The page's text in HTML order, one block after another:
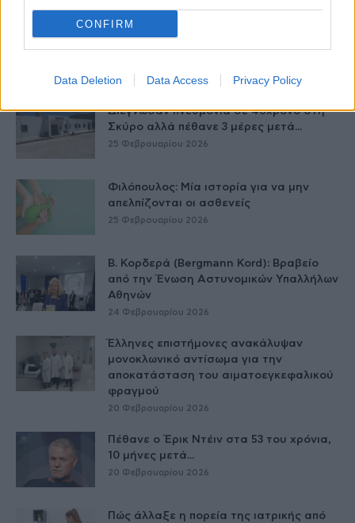
CONFIRM
Data Deletion Data Access Privacy Policy
Καβάλα: Η τήρηση μιας αυστηρής ΚΥΑ
και τα προβλήματα όσων πέθαναν...
Διέγνωσαν πνευμονία σε 46χρονο στη
Σκύρο αλλά πέθανε 3 μέρες μετά...
25 Φεβρουαρίου 2026
Φιλόπουλος: Μία ιστορία για να μην
απελπίζονται οι ασθενείς
25 Φεβρουαρίου 2026
Β. Κορδερά (Bergmann Kord): Βραβείο
από την Ένωση Αστυνομικών Υπαλλήλων
Αθηνών
24 Φεβρουαρίου 2026
Έλληνες επιστήμονες ανακάλυψαν
μονοκλωνικό αντίσωμα για την
αποκατάσταση του αιματοεγκεφαλικού
φραγμού
20 Φεβρουαρίου 2026
Πέθανε ο Έρικ Ντέιν στα 53 του χρόνια,
10 μήνες μετά...
20 Φεβρουαρίου 2026
Πώς άλλαξε η πορεία της ιατρικής από